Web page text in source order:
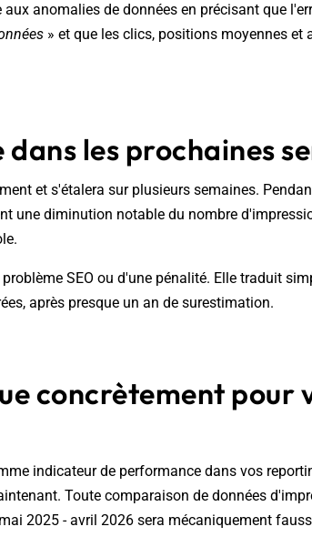
anomalies de données en précisant que
» et que les clics, positions moyennes et
les prochaines
et s'étalera sur plusieurs semaines.
une diminution notable du nombre
SEO ou d'une pénalité. Elle traduit
après presque un an de surestimation.
concrètement pour
indicateur de performance dans vos
Toute comparaison de données
2025 - avril 2026 sera mécaniquement